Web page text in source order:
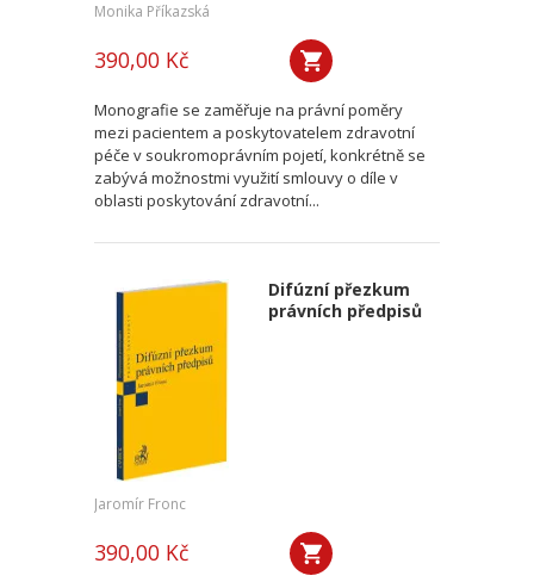
Monika Příkazská
390,00 Kč
Monografie se zaměřuje na právní poměry
mezi pacientem a poskytovatelem zdravotní
péče v soukromoprávním pojetí, konkrétně se
zabývá možnostmi využití smlouvy o díle v
oblasti poskytování zdravotní...
Difúzní přezkum
právních předpisů
Jaromír Fronc
390,00 Kč